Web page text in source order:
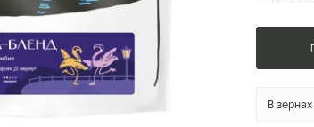
В зернах